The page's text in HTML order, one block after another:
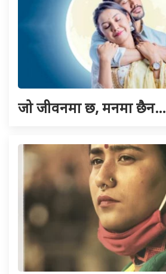
जो जीवनमा छ, मनमा छैन…